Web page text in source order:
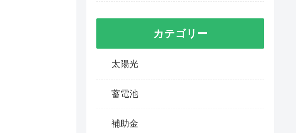
カテゴリー
太陽光
蓄電池
補助金